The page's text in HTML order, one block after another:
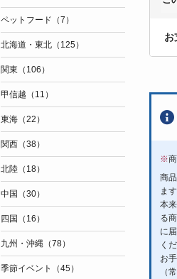
お
※
商
ます
本
る
に
く
お
（
ペットフード（7）
北海道・東北（125）
関東（106）
甲信越（11）
東海（22）
関西（38）
北陸（18）
中国（30）
四国（16）
九州・沖縄（78）
季節イベント（45）